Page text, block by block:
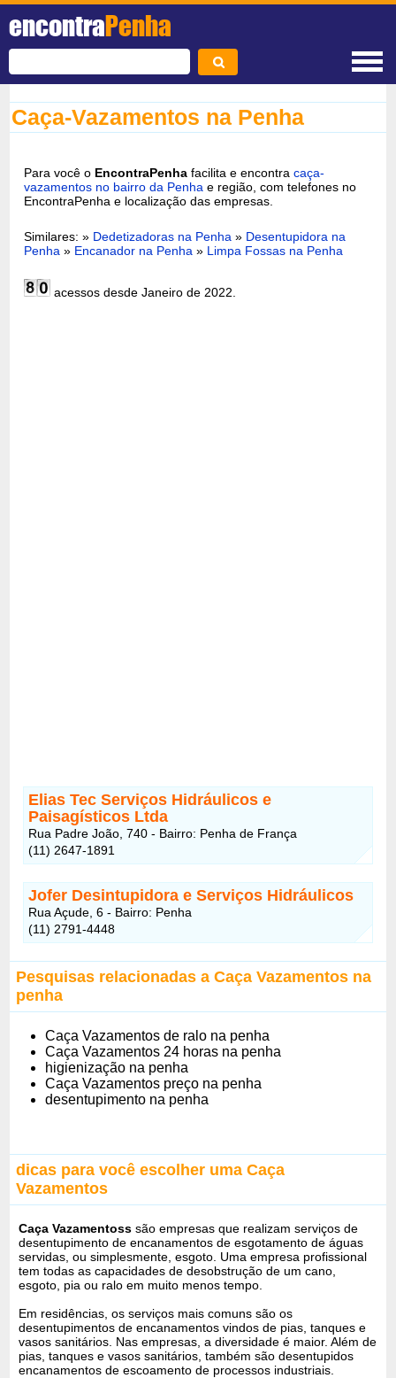
encontraPenha
Caça-Vazamentos na Penha
Para você o EncontraPenha facilita e encontracaça-
vazamentos no bairro da Penha e região, com telefones no
EncontraPenha e localização das empresas.
Similares: » Dedetizadoras na Penha » Desentupidora na
Penha » Encanador na Penha » Limpa Fossas na Penha
acessos desde Janeiro de 2022.
Elias Tec Serviços Hidráulicos e
Paisagísticos Ltda
Rua Padre João, 740 - Bairro: Penha de França
(11) 2647-1891
Jofer Desintupidora e Serviços Hidráulicos
Rua Açude, 6 - Bairro: Penha
(11) 2791-4448
Pesquisas relacionadas a Caça Vazamentos na
penha
Caça Vazamentos de ralo na penha
Caça Vazamentos 24 horas na penha
higienização na penha
Caça Vazamentos preço na penha
desentupimento na penha
dicas para você escolher uma Caça
Vazamentos
Caça Vazamentoss são empresas que realizam serviços de
desentupimento de encanamentos de esgotamento de águas
servidas, ou simplesmente, esgoto. Uma empresa profissional
tem todas as capacidades de desobstrução de um cano,
esgoto, pia ou ralo em muito menos tempo.
Em residências, os serviços mais comuns são os
desentupimentos de encanamentos vindos de pias, tanques e
vasos sanitários. Nas empresas, a diversidade é maior. Além de
pias, tanques e vasos sanitários, também são desentupidos
encanamentos de escoamento de processos industriais.